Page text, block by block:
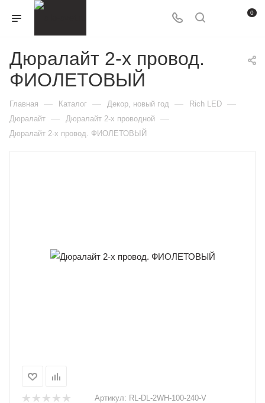
0
Дюралайт 2-х провод.
ФИОЛЕТОВЫЙ
Главная — Каталог — Декор, новый год — Rich LED —
Дюралайт — Дюралайт 2-х проводной —
Дюралайт 2-х провод. ФИОЛЕТОВЫЙ
Артикул: RL-DL-2WH-100-240-V